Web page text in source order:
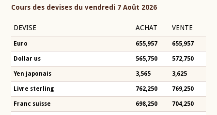
Cours des devises du vendredi 7 Août 2026
DEVISE ACHAT VENTE
Euro 655,957 655,957
Dollar us 565,750 572,750
Yen japonais 3,565 3,625
Livre sterling 762,250 769,250
Franc suisse 698,250 704,250